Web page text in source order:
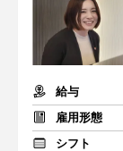
給与
雇用形態
シフト